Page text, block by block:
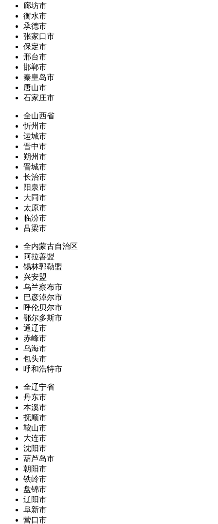
廊坊市
衡水市
承德市
张家口市
保定市
邢台市
邯郸市
秦皇岛市
唐山市
石家庄市
全山西省
忻州市
运城市
晋中市
朔州市
晋城市
长治市
阳泉市
大同市
太原市
临汾市
吕梁市
全内蒙古自治区
阿拉善盟
锡林郭勒盟
兴安盟
乌兰察布市
巴彦淖尔市
呼伦贝尔市
鄂尔多斯市
通辽市
赤峰市
乌海市
包头市
呼和浩特市
全辽宁省
丹东市
本溪市
抚顺市
鞍山市
大连市
沈阳市
葫芦岛市
朝阳市
铁岭市
盘锦市
辽阳市
阜新市
营口市